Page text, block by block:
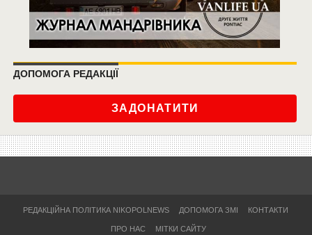
ДОПОМОГА РЕДАКЦІЇ
ЗАДОНАТИТИ
РЕДАКЦІЙНА ПОЛІТИКА NIKOPOLNEWS ДОПОМОГА ЗМІ КОНТАКТИ
ПРО НАС МІТКИ САЙТУ